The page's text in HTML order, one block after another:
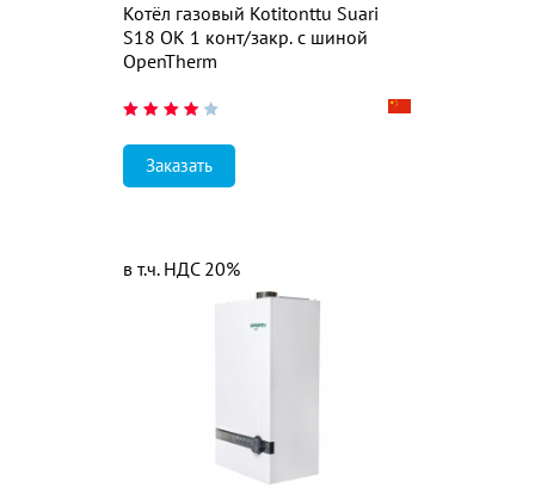
Котёл газовый Kotitonttu Suari
S18 OK 1 конт/закр. с шиной
OpenTherm
Заказать
в т.ч. НДС 20%